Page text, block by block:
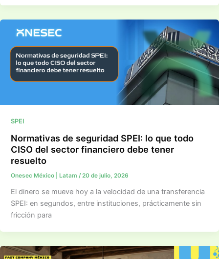
SPEI
Normativas de seguridad SPEI: lo que todo
CISO del sector financiero debe tener
resuelto
Onesec México | Latam /20 de julio, 2026
El dinero se mueve hoy a la velocidad de una transferencia
SPEI: en segundos, entre instituciones, prácticamente sin
fricción para